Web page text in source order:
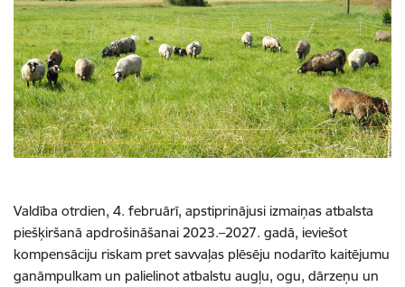
Valdība otrdien, 4. februārī, apstiprinājusi izmaiņas atbalsta
piešķiršanā apdrošināšanai 2023.–2027. gadā, ieviešot
kompensāciju riskam pret savvaļas plēsēju nodarīto kaitējumu
ganāmpulkam un palielinot atbalstu augļu, ogu, dārzeņu un